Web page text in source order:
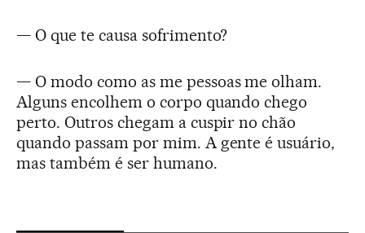
— O que te causa sofrimento?
— O modo como as me pessoas me olham.
Alguns encolhem o corpo quando chego
perto. Outros chegam a cuspir no chão
quando passam por mim. A gente é usuário,
mas também é ser humano.